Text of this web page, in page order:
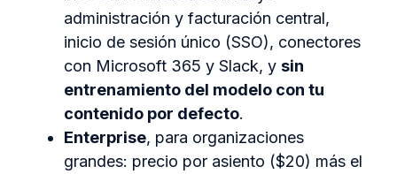
administración y facturación central,
inicio de sesión único (SSO), conectores
con Microsoft 365 y Slack, y sin
entrenamiento del modelo con tu
contenido por defecto.
Enterprise, para organizaciones
grandes: precio por asiento ($20) más el